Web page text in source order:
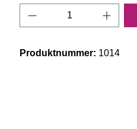
Produkt Anzahl:
Produktnummer: 1014